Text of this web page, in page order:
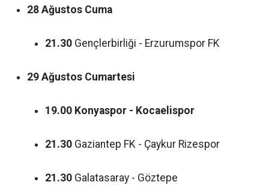
28 Ağustos Cuma
21.30 Gençlerbirliği - Erzurumspor FK
29 Ağustos Cumartesi
19.00 Konyaspor - Kocaelispor
21.30 Gaziantep FK - Çaykur Rizespor
21.30 Galatasaray - Göztepe